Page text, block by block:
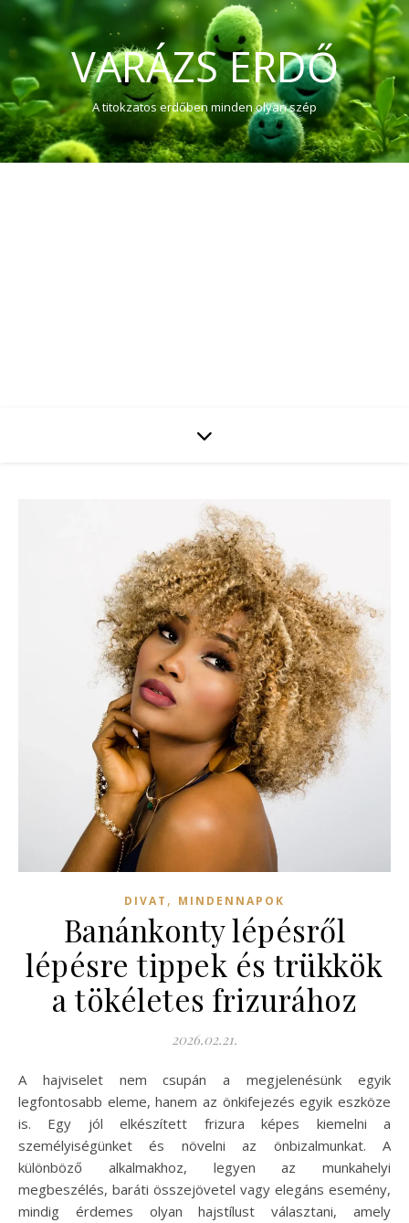
VARÁZS ERDŐ
A titokzatos erdőben minden olyan szép
DIVAT , MINDENNAPOK
Banánkonty lépésről
lépésre tippek és trükkök
a tökéletes frizurához
2026.02.21.
A hajviselet nem csupán a megjelenésünk egyik
legfontosabb eleme, hanem az önkifejezés egyik eszköze
is. Egy jól elkészített frizura képes kiemelni a
személyiségünket és növelni az önbizalmunkat. A
különböző alkalmakhoz, legyen az munkahelyi
megbeszélés, baráti összejövetel vagy elegáns esemény,
mindig érdemes olyan hajstílust választani, amely